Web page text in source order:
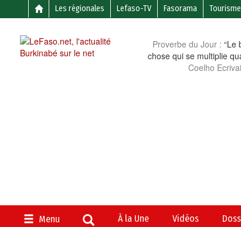
Les régionales Lefaso-TV Fasorama Tourisme
Proverbe du Jour : “Le
chose qui se multiplie
Coelho
Menu À la Une Vidéos